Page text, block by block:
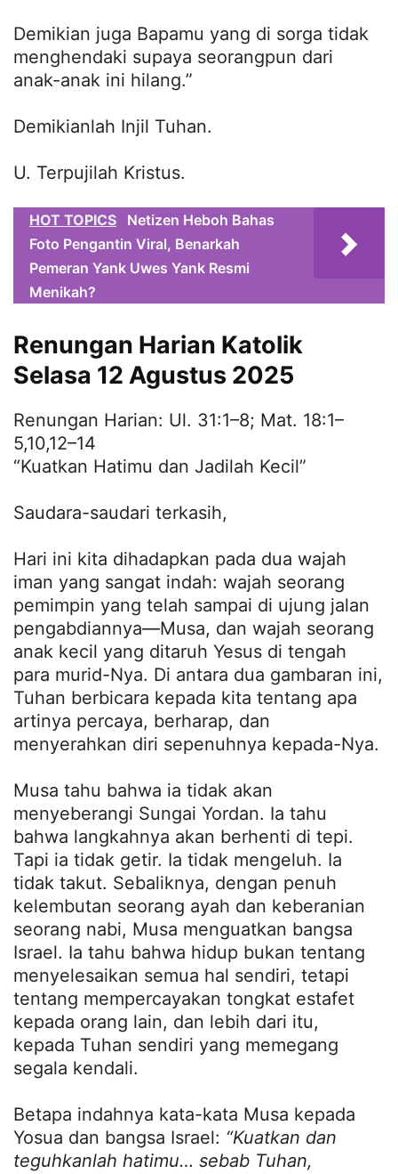
Demikian juga Bapamu yang di sorga tidak
menghendaki supaya seorangpun dari
anak-anak ini hilang.”
Demikianlah Injil Tuhan.
U. Terpujilah Kristus.
HOT TOPICS
Netizen Heboh Bahas
Foto Pengantin Viral, Benarkah
Pemeran Yank Uwes Yank Resmi
Menikah?
Renungan Harian Katolik
Selasa 12 Agustus 2025
Renungan Harian: Ul. 31:1–8; Mat. 18:1–
5,10,12–14
“Kuatkan Hatimu dan Jadilah Kecil”
Saudara-saudari terkasih,
Hari ini kita dihadapkan pada dua wajah
iman yang sangat indah: wajah seorang
pemimpin yang telah sampai di ujung jalan
pengabdiannya—Musa, dan wajah seorang
anak kecil yang ditaruh Yesus di tengah
para murid-Nya. Di antara dua gambaran ini,
Tuhan berbicara kepada kita tentang apa
artinya percaya, berharap, dan
menyerahkan diri sepenuhnya kepada-Nya.
Musa tahu bahwa ia tidak akan
menyeberangi Sungai Yordan. Ia tahu
bahwa langkahnya akan berhenti di tepi.
Tapi ia tidak getir. Ia tidak mengeluh. Ia
tidak takut. Sebaliknya, dengan penuh
kelembutan seorang ayah dan keberanian
seorang nabi, Musa menguatkan bangsa
Israel. Ia tahu bahwa hidup bukan tentang
menyelesaikan semua hal sendiri, tetapi
tentang mempercayakan tongkat estafet
kepada orang lain, dan lebih dari itu,
kepada Tuhan sendiri yang memegang
segala kendali.
Betapa indahnya kata-kata Musa kepada
Yosua dan bangsa Israel: “Kuatkan dan
teguhkanlah hatimu… sebab Tuhan,